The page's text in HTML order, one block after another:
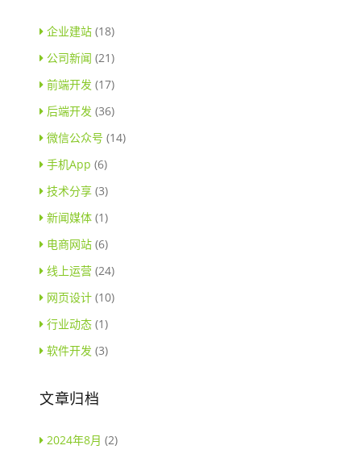
企业建站 (18)
公司新闻 (21)
前端开发 (17)
后端开发 (36)
微信公众号 (14)
手机App (6)
技术分享 (3)
新闻媒体 (1)
电商网站 (6)
线上运营 (24)
网页设计 (10)
行业动态 (1)
软件开发 (3)
文章归档
2024年8月 (2)